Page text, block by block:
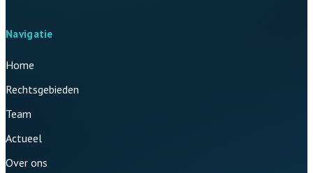
Navigatie
Home
Rechtsgebieden
Team
Actueel
Over ons